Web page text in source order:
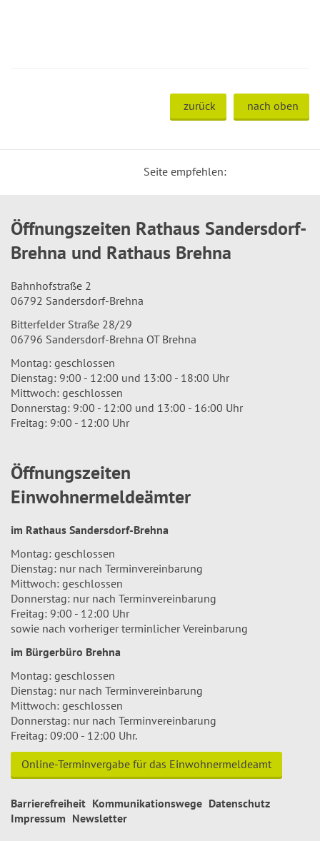
zurück nach oben
Seite empfehlen:
Öffnungszeiten Rathaus Sandersdorf-
Brehna und Rathaus Brehna
Bahnhofstraße 2
06792 Sandersdorf-Brehna
Bitterfelder Straße 28/29
06796 Sandersdorf-Brehna OT Brehna
Montag: geschlossen
Dienstag: 9:00 - 12:00 und 13:00 - 18:00 Uhr
Mittwoch: geschlossen
Donnerstag: 9:00 - 12:00 und 13:00 - 16:00 Uhr
Freitag: 9:00 - 12:00 Uhr
Öffnungszeiten
Einwohnermeldeämter
im Rathaus Sandersdorf-Brehna
Montag: geschlossen
Dienstag: nur nach Terminvereinbarung
Mittwoch: geschlossen
Donnerstag: nur nach Terminvereinbarung
Freitag: 9:00 - 12:00 Uhr
sowie nach vorheriger terminlicher Vereinbarung
im Bürgerbüro Brehna
Montag: geschlossen
Dienstag: nur nach Terminvereinbarung
Mittwoch: geschlossen
Donnerstag: nur nach Terminvereinbarung
Freitag: 09:00 - 12:00 Uhr.
Online-Terminvergabe für das Einwohnermeldeamt
Barrierefreiheit Kommunikationswege Datenschutz
Impressum Newsletter